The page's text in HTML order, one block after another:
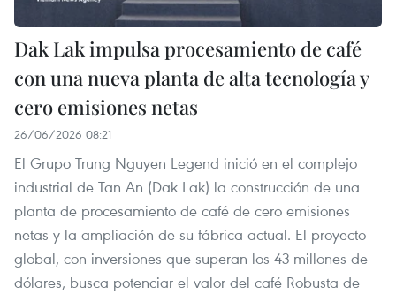
Dak Lak impulsa procesamiento de café
con una nueva planta de alta tecnología y
cero emisiones netas
26/06/2026 08:21
El Grupo Trung Nguyen Legend inició en el complejo
industrial de Tan An (Dak Lak) la construcción de una
planta de procesamiento de café de cero emisiones
netas y la ampliación de su fábrica actual. El proyecto
global, con inversiones que superan los 43 millones de
dólares, busca potenciar el valor del café Robusta de